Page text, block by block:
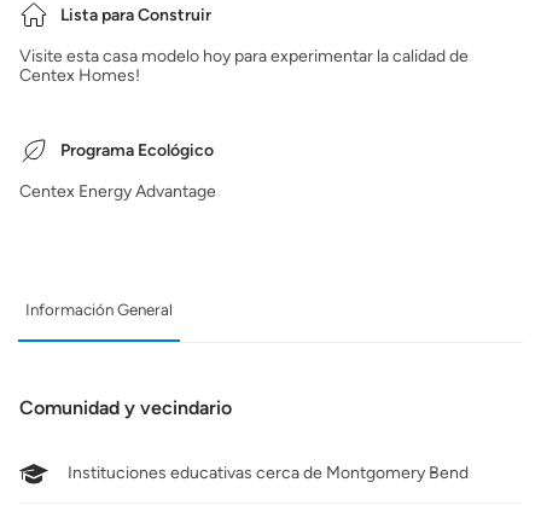
Lista para Construir
Visite esta casa modelo hoy para experimentar la calidad de
Centex Homes!
Programa Ecológico
Centex Energy Advantage
Información General
Comunidad y vecindario
Instituciones educativas cerca de Montgomery Bend